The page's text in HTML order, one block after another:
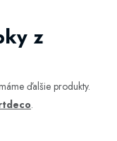
z
ďalšie produkty.
.